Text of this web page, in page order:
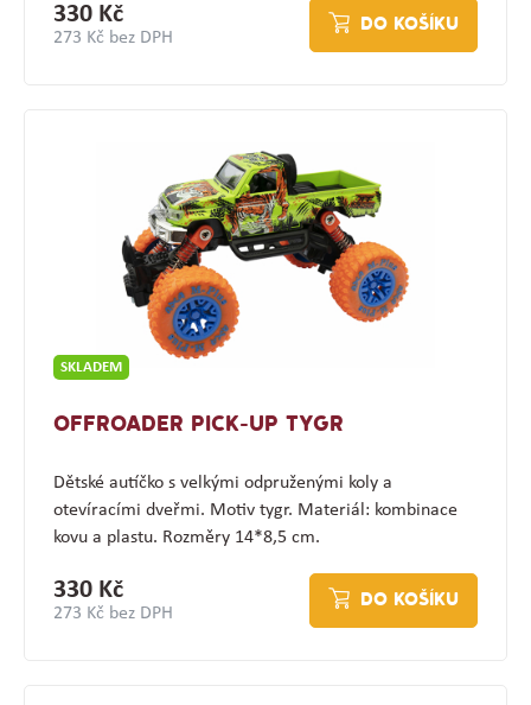
330 Kč
273 Kč bez DPH
DO KOŠÍKU
SKLADEM
OFFROADER PICK-UP TYGR
Dětské autíčko s velkými odpruženými koly a
otevíracími dveřmi. Motiv tygr. Materiál: kombinace
kovu a plastu. Rozměry 14*8,5 cm.
330 Kč
273 Kč bez DPH
DO KOŠÍKU